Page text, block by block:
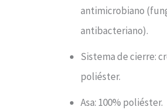
antimicrobiano
antibacteriano).
Sistema de cierre:
poliéster.
Asa: 100% poliéster.